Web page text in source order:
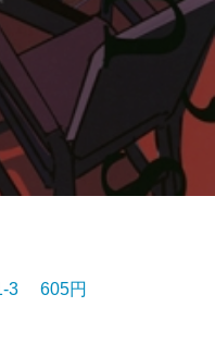
3 605円